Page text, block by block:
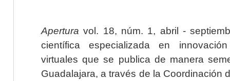
Apertura vol. 18, núm. 1, abril -
científica especializada en
virtuales que se publica de manera
Guadalajara, a través de la Coordinación